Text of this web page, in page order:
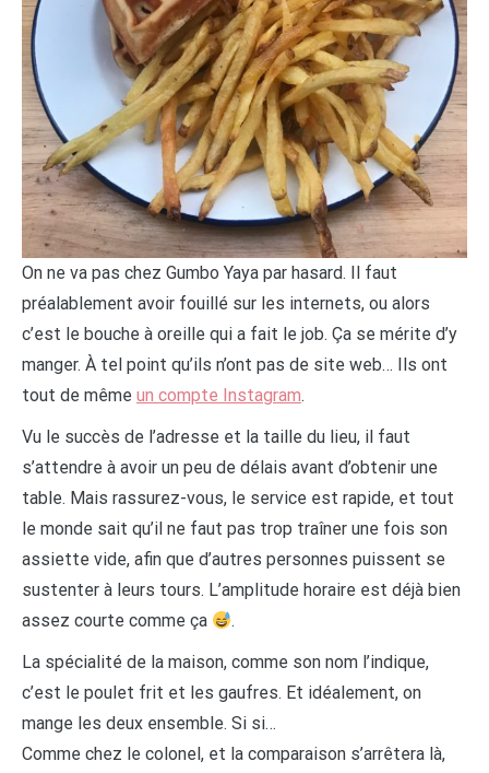
On ne va pas chez Gumbo Yaya par hasard. Il faut
préalablement avoir fouillé sur les internets, ou alors
c’est le bouche à oreille qui a fait le job. Ça se mérite d’y
manger. À tel point qu’ils n’ont pas de site web… Ils ont
tout de même un compte Instagram.
Vu le succès de l’adresse et la taille du lieu, il faut
s’attendre à avoir un peu de délais avant d’obtenir une
table. Mais rassurez-vous, le service est rapide, et tout
le monde sait qu’il ne faut pas trop traîner une fois son
assiette vide, afin que d’autres personnes puissent se
sustenter à leurs tours. L’amplitude horaire est déjà bien
assez courte comme ça
.
La spécialité de la maison, comme son nom l’indique,
c’est le poulet frit et les gaufres. Et idéalement, on
mange les deux ensemble. Si si…
Comme chez le colonel, et la comparaison s’arrêtera là,